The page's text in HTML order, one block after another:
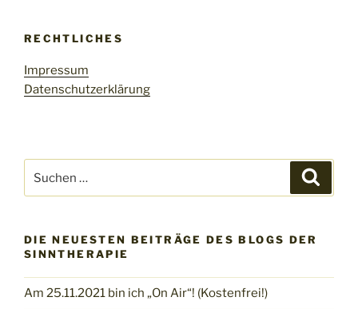
RECHTLICHES
Impressum
Datenschutzerklärung
nach:
DIE NEUESTEN BEITRÄGE DES BLOGS DER
SINNTHERAPIE
Am 25.11.2021 bin ich „On Air“! (Kostenfrei!)